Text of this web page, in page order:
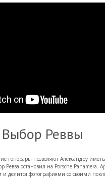
Выбор Реввы
гонорары позволяют Александру
Ревва остановил на Porsche Panamera.
и делится фотографиями со своими